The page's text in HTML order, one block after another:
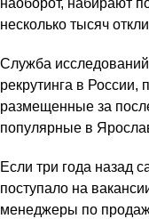
несколько тысяч
Служба
рекрутинга в России,
размещенные за
популярные в
Если три года назад
поступало на
менеджеры по